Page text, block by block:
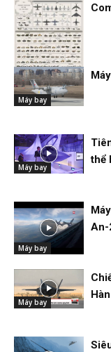
Máy bay
Máy bay
Máy bay
thể
Máy bay
An-
Máy bay